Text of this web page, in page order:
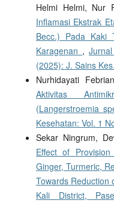
Helmi Helmi, Nur
Inflamasi Ekstrak
Becc.) Pada Kaki
Karagenan ,
(2025): J. Sains Kes.
Nurhidayati
Aktivitas
(Langerstroemia
Kesehatan: Vol. 1
Sekar Ningrum,
Effect of
Ginger, Turmeric,
Towards Reduction
Kali District,